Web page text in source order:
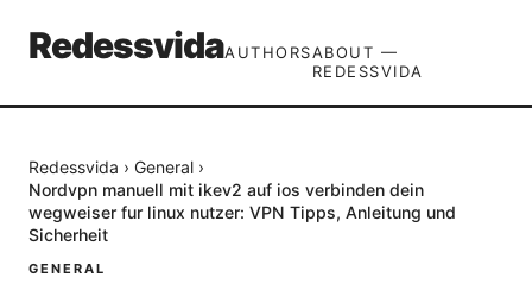
RedessvidaAUTHORSABOUT —
REDESSVIDA
Redessvida › General ›
Nordvpn manuell mit ikev2 auf ios verbinden dein
wegweiser fur linux nutzer: VPN Tipps, Anleitung und
Sicherheit
GENERAL